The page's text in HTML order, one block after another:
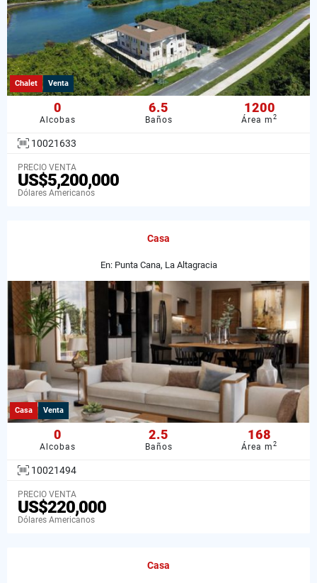
Chalet Venta
0
Alcobas
6.5
Baños
1200
Área m2
10021633
PRECIO VENTA
US$5,200,000
Dólares Americanos
Casa
En: Punta Cana, La Altagracia
Casa Venta
0
Alcobas
2.5
Baños
168
Área m2
10021494
PRECIO VENTA
US$220,000
Dólares Americanos
Casa